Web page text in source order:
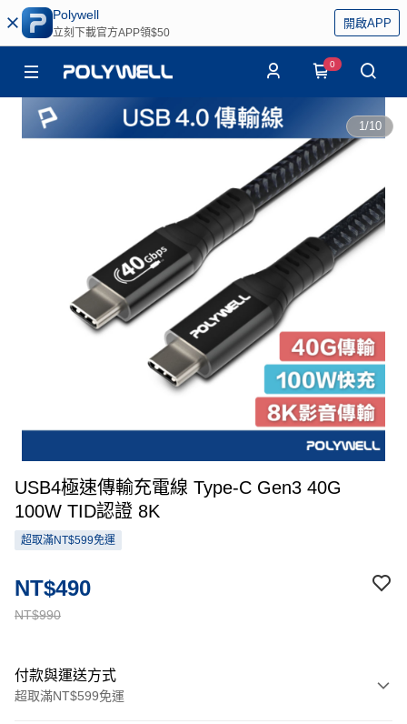
Polywell
立刻下載官方APP領$50
開啟APP
0
1/10
USB4極速傳輸充電線 Type-C Gen3 40G
100W TID認證 8K
超取滿NT$599免運
NT$990
NT$490
付款與運送方式
超取滿NT$599免運